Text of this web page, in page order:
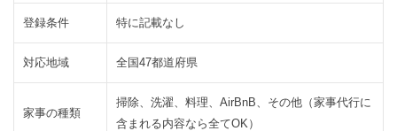
2.1 手
登録条件 特に記載なし
対応地域 全国47都道府県
家事の種類
掃除、洗濯、料理、AirBnB、その他（家事代行に
含まれる内容なら全てOK）